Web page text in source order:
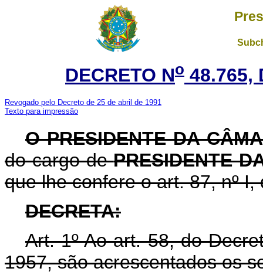
DECRETO No 48.765,
Revogado pelo Decreto de 25 de abril de 1991
Texto para impressão
O PRESIDENTE DA
do cargo dePRESIDENTE
que lhe confere o art. 87, nº I,
DECRETA:
Art. 1º Ao art. 58, do
1957, são acrescentados os